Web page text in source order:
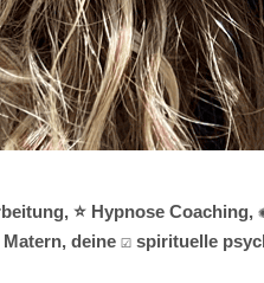
⭐ Hypnose
deine ☑️ spirituelle